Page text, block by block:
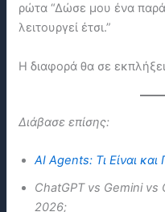
ρώτα “Δώσε μου ένα
λειτουργεί έτσι.”
Η διαφορά θα σε
Διάβασε επίσης:
AI Agents: Τι Είναι
ChatGPT vs Gemini vs
2026;